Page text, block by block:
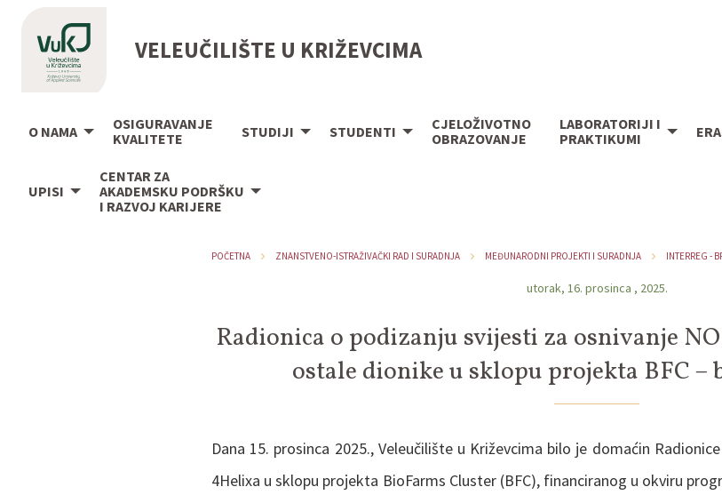
VELEUČILIŠTE U KRIŽEVCIMA
O NAMA
OSIGURAVANJE
KVALITETE
STUDIJI STUDENTI
CJELOŽIVOTNO
OBRAZOVANJE
LABORATORIJI I
PRAKTIKUMI
UPISI
CENTAR ZA
AKADEMSKU PODRŠKU
I RAZVOJ KARIJERE
POČETNA ZNANSTVENO-ISTRAŽIVAČKI RAD I SURADNJA MEĐUNARODNI PROJEKTI I SURADNJA INTERREG -
utorak, 16. prosinca , 2025.
Radionica o podizanju svijesti za osnivanje
ostale dionike u sklopu projekta BFC –
Dana 15. prosinca 2025., Veleučilište u Križevcima bilo je domaćin
4Helixa u sklopu projekta BioFarms Cluster (BFC), financiranog u okviru